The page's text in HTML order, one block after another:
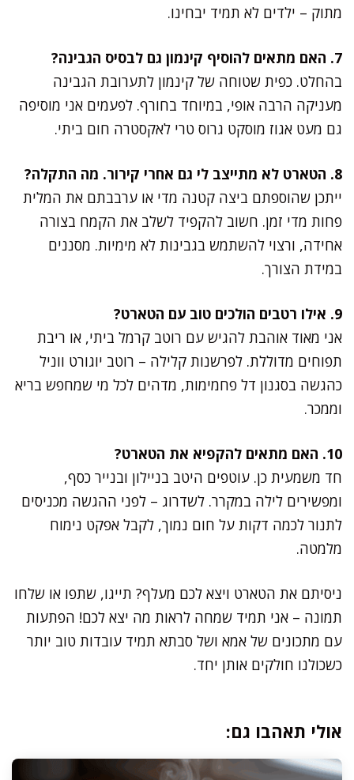
מתוק – ילדים לא תמיד יבחינו.
7. האם מתאים להוסיף קינמון גם לבסיס הגבינה?
בהחלט. כפית שטוחה של קינמון לתערובת הגבינה
מעניקה הרבה אופי, במיוחד בחורף. לפעמים אני מוסיפה
גם מעט אגוז מוסקט גרוס טרי לאקסטרה חום ביתי.
8. הטארט לא מתייצב לי גם אחרי קירור. מה התקלה?
ייתכן שהוספתם ביצה קטנה מדי או ערבבתם את המלית
פחות מדי זמן. חשוב להקפיד לשלב את הקמח בצורה
אחידה, ורצוי להשתמש בגבינות לא מימיות. מסננים
במידת הצורך.
9. אילו רטבים הולכים טוב עם הטארט?
אני מאוד אוהבת להגיש עם רוטב קרמל ביתי, או ריבת
תפוחים מדוללת. לפרשנות קלילה – רוטב יוגורט ווניל
כהגשה בסגנון דל פחמימות, מדהים לכל מי שמחפש בריא
וממכר.
10. האם מתאים להקפיא את הטארט?
חד משמעית כן. עוטפים היטב בניילון ובנייר כסף,
ומפשירים לילה במקרר. לשדרוג – לפני ההגשה מכניסים
לתנור לכמה דקות על חום נמוך, לקבל אפקט נימוח
מלמטה.
ניסיתם את הטארט ויצא לכם מעלף? תייגו, שתפו או שלחו
תמונה – אני תמיד שמחה לראות מה יצא לכם! הפתעות
עם מתכונים של אמא ושל סבתא תמיד עובדות טוב יותר
כשכולנו חולקים אותן יחד.
אולי תאהבו גם: